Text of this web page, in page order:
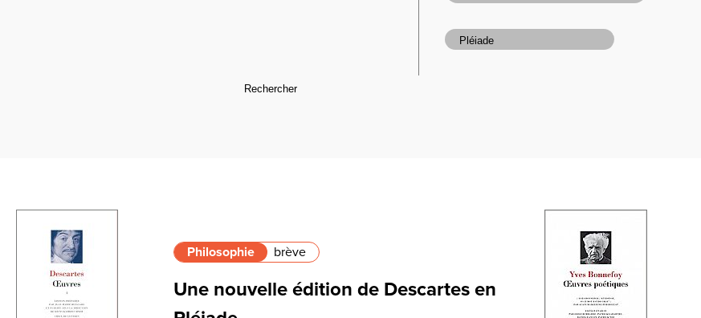
Philosophie brève
Une nouvelle édition de Descartes en